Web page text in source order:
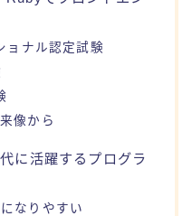
ョナル認定試験
像から
に活躍するプログラ
なりやすい